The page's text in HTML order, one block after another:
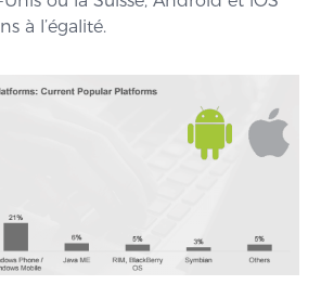
à l’égalité.